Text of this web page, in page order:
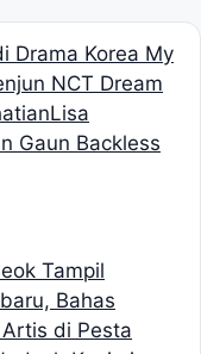
Drama Korea My
NCT Dream
Lisa
Gaun Backless
Tampil
Bahas
di Pesta